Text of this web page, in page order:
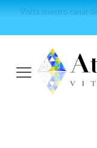
Visita nuestro canal